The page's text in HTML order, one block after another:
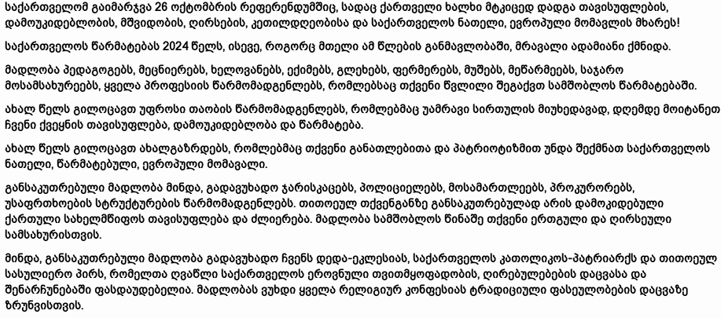
საქართველომ გაიმარჯვა 26 ოქტომბრის რეფერენდუმშიც, სადაც ქართველი ხალხი მტკიცედ დადგა თავისუფლების,
დამოუკიდებლობის, მშვიდობის, ღირსების, კეთილდღეობისა და საქართველოს ნათელი, ევროპული მომავლის მხარეს!
საქართველოს წარმატებას 2024 წელს, ისევე, როგორც მთელი ამ წლების განმავლობაში, მრავალი ადამიანი ქმნიდა.
მადლობა პედაგოგებს, მეცნიერებს, ხელოვანებს, ექიმებს, გლეხებს, ფერმერებს, მუშებს, მეწარმეებს, საჯარო
მოსამსახურეებს, ყველა პროფესიის წარმომადგენლებს, რომლებსაც თქვენი წვლილი შეგაქვთ სამშობლოს წარმატებაში.
ახალ წელს გილოცავთ უფროსი თაობის წარმომადგენლებს, რომლებმაც უამრავი სირთულის მიუხედავად, დღემდე მოიტანეთ
ჩვენი ქვეყნის თავისუფლება, დამოუკიდებლობა და წარმატება.
ახალ წელს გილოცავთ ახალგაზრდებს, რომლებმაც თქვენი განათლებითა და პატრიოტიზმით უნდა შექმნათ საქართველოს
ნათელი, წარმატებული, ევროპული მომავალი.
განსაკუთრებული მადლობა მინდა, გადავუხადო ჯარისკაცებს, პოლიციელებს, მოსამართლეებს, პროკურორებს,
უსაფრთხოების სტრუქტურების წარმომადგენლებს. თითოეულ თქვენგანზე განსაკუთრებულად არის დამოკიდებული
ქართული სახელმწიფოს თავისუფლება და ძლიერება. მადლობა სამშობლოს წინაშე თქვენი ერთგული და ღირსეული
სამსახურისთვის.
მინდა, განსაკუთრებული მადლობა გადავუხადო ჩვენს დედა-ეკლესიას, საქართველოს კათოლიკოს-პატრიარქს და თითოეულ
სასულიერო პირს, რომელთა ღვაწლი საქართველოს ეროვნული თვითმყოფადობის, ღირებულებების დაცვასა და
შენარჩუნებაში ფასდაუდებელია. მადლობას ვუხდი ყველა რელიგიურ კონფესიას ტრადიციული ფასეულობების დაცვაზე
ზრუნვისთვის.